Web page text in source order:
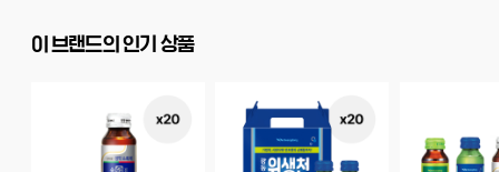
이 브랜드의 인기 상품